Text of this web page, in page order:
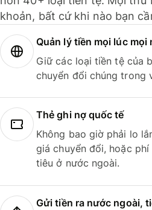
khoản, bất cứ khi nào bạn
Quản lý tiền mọi lúc mọi
Giữ các loại tiền tệ của
chuyển đổi chúng trong
Thẻ ghi nợ quốc tế
Không bao giờ phải lo
giá chuyển đổi, hoặc
tiêu ở nước ngoài.
Gửi tiền ra nước ngoài,